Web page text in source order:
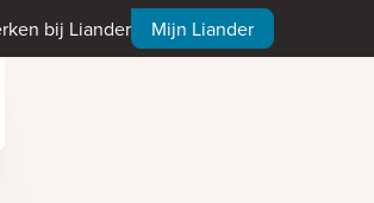
bij Liander Mijn Liander